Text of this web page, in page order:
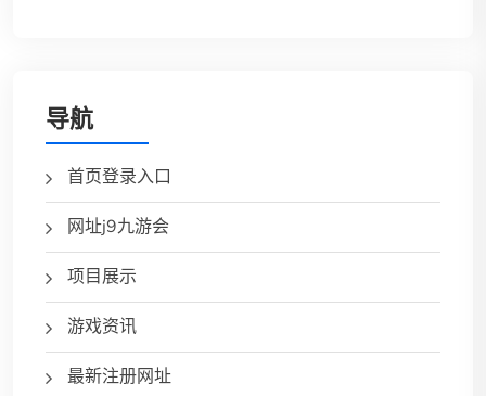
导航
首页登录入口
网址j9九游会
项目展示
游戏资讯
最新注册网址